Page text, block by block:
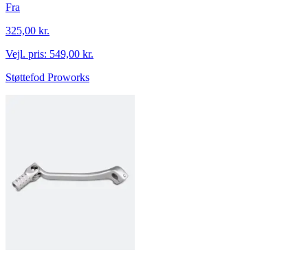
Fra
325,00 kr.
Vejl. pris: 549,00 kr.
Støttefod Proworks